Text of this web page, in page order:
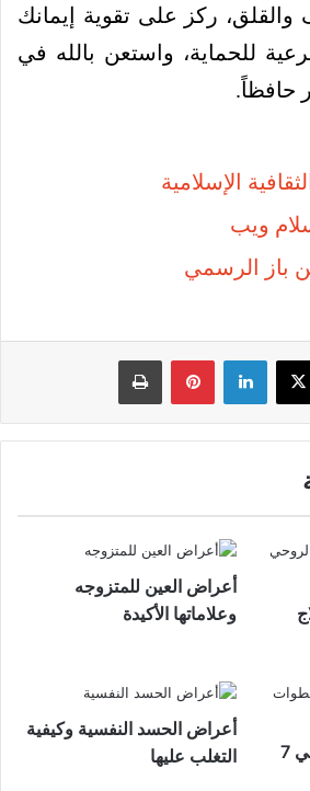
والقلق، ركز على تقوية إيمانك
للحماية، واستعن بالله في
حافظاً.
الإسلامية
باز الرسمي
لينكدإن بينتيريست
أعراض العين للمتزوجه
وعلاماتها الأكيدة
تخلص من نوبات الهلع في 7
أعراض الحسد النفسية وكيفية
التغلب عليها